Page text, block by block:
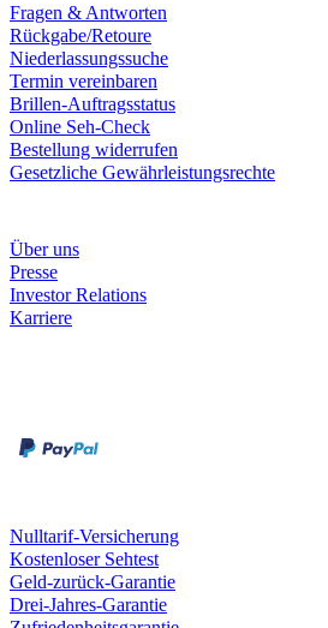
Fragen & Antworten
Rückgabe/Retoure
Niederlassungssuche
Termin vereinbaren
Brillen-Auftragsstatus
Online Seh-Check
Bestellung widerrufen
Gesetzliche Gewährleistungsrechte
Über uns
Presse
Investor Relations
Karriere
Nulltarif-Versicherung
Kostenloser Sehtest
Geld-zurück-Garantie
Drei-Jahres-Garantie